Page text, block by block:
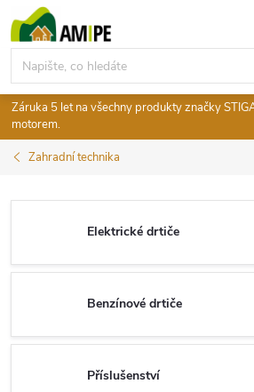
na
obsah
Záruka 5 let na všechny produkty značky
motorem.
Zahradní technika
Elektrické drtiče
Benzínové drtiče
Příslušenství